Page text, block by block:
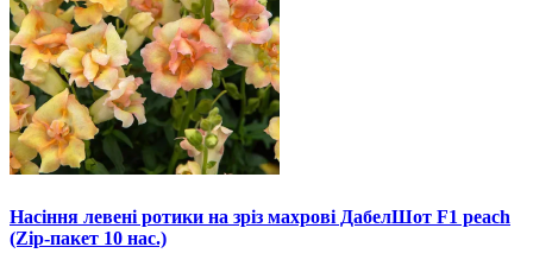
Насіння левені ротики на зріз махрові ДабелШот F1 peach
(Zip-пакет 10 нас.)